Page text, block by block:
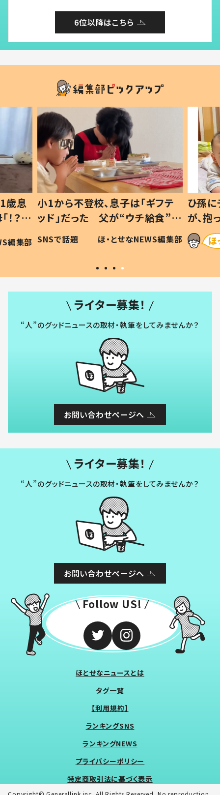
6位以降はこちら
歳息
？」
編集部
小1から不登校、息子は「ギフテ
ッド」だった 父が“ウチ給食”を
作り続ける理由とは #令和の親
#令和の子
SNSで話題 ほ・とせなNEWS編集部
ひ孫
が、
「涙が
い」
ライター募集！
“人”のグッドニュースの取材・執筆をしてみませんか？
お問い合わせページへ
ライター募集！
“人”のグッドニュースの取材・執筆をしてみませんか？
お問い合わせページへ
Follow US!
ほとせなニュースとは
タグ一覧
【利用規約】
ランキングSNS
ランキングNEWS
プライバシーポリシー
特定商取引法に基づく表示